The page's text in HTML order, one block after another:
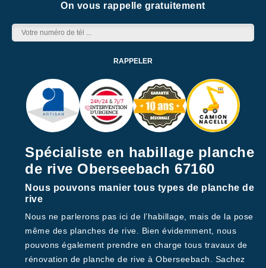
On vous rappelle gratuitement
Spécialiste en habillage planche
de rive Oberseebach 67160
Nous pouvons manier tous types de planche de
rive
Nous ne parlerons pas ici de l’habillage, mais de la pose
même des planches de rive. Bien évidemment, nous
pouvons également prendre en charge tous travaux de
rénovation de planche de rive à Oberseebach. Sachez